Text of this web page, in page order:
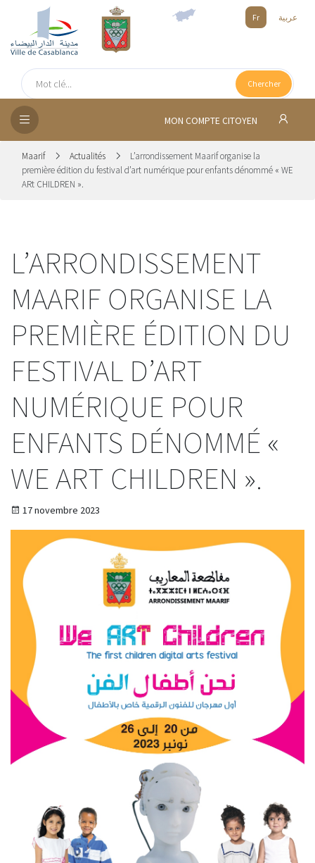
Fr عربية
Chercher
MON COMPTE CITOYEN
Maarif Actualités
L’arrondissement Maarif organise la
première édition du festival d’art numérique pour enfants dénommé « WE
ARt CHILDREN ».
L’ARRONDISSEMENT
MAARIF ORGANISE LA
PREMIÈRE ÉDITION DU
FESTIVAL D’ART
NUMÉRIQUE POUR
ENFANTS DÉNOMMÉ «
WE ART CHILDREN ».
17 novembre 2023